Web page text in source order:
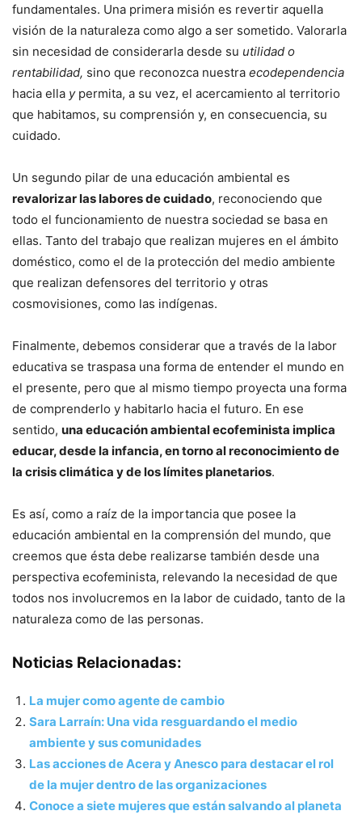
fundamentales. Una primera misión es revertir aquella
visión de la naturaleza como algo a ser sometido. Valorarla
sin necesidad de considerarla desde su utilidad o
rentabilidad, sino que reconozca nuestra ecodependencia
hacia ella y permita, a su vez, el acercamiento al territorio
que habitamos, su comprensión y, en consecuencia, su
cuidado.
Un segundo pilar de una educación ambiental es
revalorizar las labores de cuidado, reconociendo que
todo el funcionamiento de nuestra sociedad se basa en
ellas. Tanto del trabajo que realizan mujeres en el ámbito
doméstico, como el de la protección del medio ambiente
que realizan defensores del territorio y otras
cosmovisiones, como las indígenas.
Finalmente, debemos considerar que a través de la labor
educativa se traspasa una forma de entender el mundo en
el presente, pero que al mismo tiempo proyecta una forma
de comprenderlo y habitarlo hacia el futuro. En ese
sentido, una educación ambiental ecofeminista implica
educar, desde la infancia, en torno al reconocimiento de
la crisis climática y de los límites planetarios.
Es así, como a raíz de la importancia que posee la
educación ambiental en la comprensión del mundo, que
creemos que ésta debe realizarse también desde una
perspectiva ecofeminista, relevando la necesidad de que
todos nos involucremos en la labor de cuidado, tanto de la
naturaleza como de las personas.
Noticias Relacionadas:
La mujer como agente de cambio
Sara Larraín: Una vida resguardando el medio
ambiente y sus comunidades
Las acciones de Acera y Anesco para destacar el rol
de la mujer dentro de las organizaciones
Conoce a siete mujeres que están salvando al planeta